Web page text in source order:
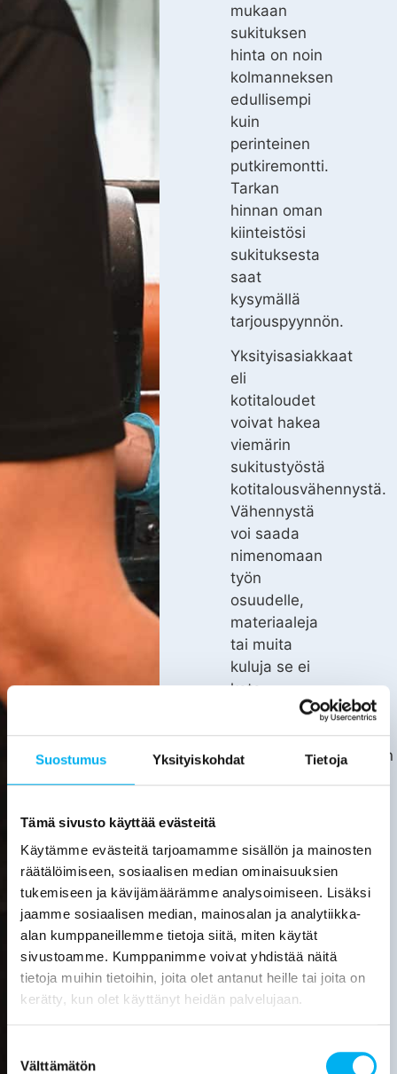
Suostumus Yksityiskohdat Tietoja
Tämä sivusto käyttää evästeitä
Käytämme evästeitä tarjoamamme sisällön ja mainosten
räätälöimiseen, sosiaalisen median ominaisuuksien
tukemiseen ja kävijämäärämme analysoimiseen. Lisäksi
jaamme sosiaalisen median, mainosalan ja analytiikka-
alan kumppaneillemme tietoja siitä, miten käytät
sivustoamme. Kumppanimme voivat yhdistää näitä
tietoja muihin tietoihin, joita olet antanut heille tai joita on
kerätty, kun olet käyttänyt heidän palvelujaan.
valinta
Välttämätön
mukaan
sukituksen
hinta on noin
kolmanneksen
edullisempi
kuin
perinteinen
putkiremontti.
Tarkan
hinnan oman
kiinteistösi
sukituksesta
saat
kysymällä
tarjouspyynnön.
Yksityisasiakkaat
eli
kotitaloudet
voivat hakea
viemärin
sukitustyöstä
kotitalousvähennystä.
Vähennystä
voi saada
nimenomaan
työn
osuudelle,
materiaaleja
tai muita
kuluja se ei
kata.
huolehtii
kotitalousvähennyksen
tiedot
löytyvät
verottajan
sivuilta.
Laske
viemärin
sukituksen
hinta